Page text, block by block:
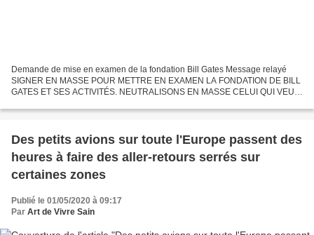
Demande de mise en examen de la fondation Bill Gates Message relayé
SIGNER EN MASSE POUR METTRE EN EXAMEN LA FONDATION DE BILL
GATES ET SES ACTIVITÉS. NEUTRALISONS EN MASSE CELUI QUI VEUT
BIENFAITEUR QUI...
Des petits avions sur toute l'Europe passent des
heures à faire des aller-retours serrés sur
certaines zones
Publié le 01/05/2020 à 09:17
Par Art de Vivre Sain